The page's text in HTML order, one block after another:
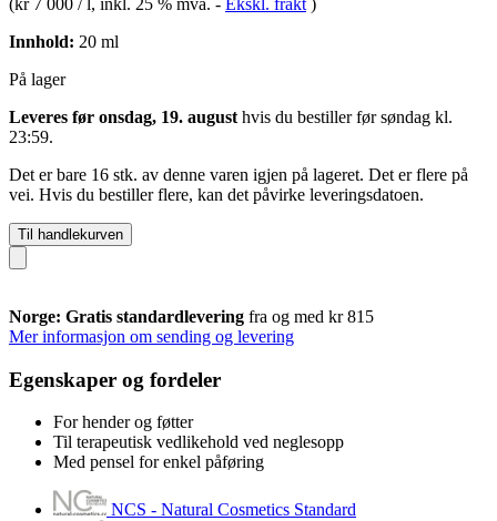
Innhold: 20 ml
På lager
Leveres før onsdag, 19. august hvis du bestiller førsøndag kl.
23:59.
Det er bare 16 stk. av denne varen igjen på lageret. Det er flere på
vei. Hvis du bestiller flere, kan det påvirke leveringsdatoen.
Til handlekurven
Norge: Gratis standardlevering fra og med kr 815
Mer informasjon om sending og levering
Egenskaper og fordeler
For hender og føtter
Til terapeutisk vedlikehold ved neglesopp
Med pensel for enkel påføring
NCS - Natural Cosmetics Standard